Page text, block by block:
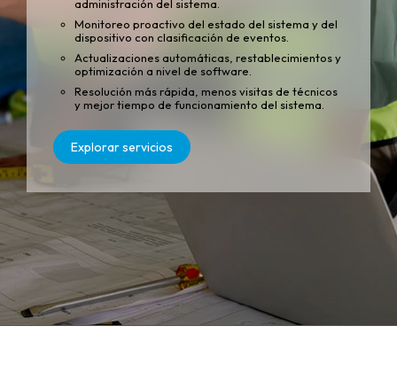
administración del sistema.
Monitoreo proactivo del estado del sistema y del
dispositivo con clasificación de eventos.
Actualizaciones automáticas, restablecimientos y
optimización a nivel de software.
Resolución más rápida, menos visitas de técnicos
y mejor tiempo de funcionamiento del sistema.
Explorar servicios